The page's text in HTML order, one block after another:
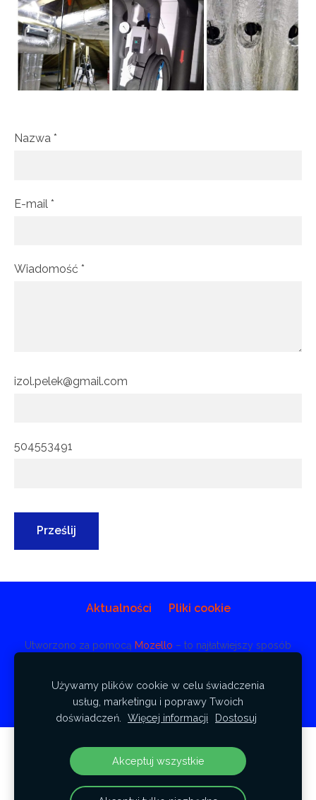
Nazwa *
E-mail *
Wiadomość *
izol.pelek@gmail.com
504553491
Aktualności Pliki cookie
Utworzono za pomocą Mozello – to najłatwiejszy sposób
Stwórz swoją stronę internetową lub
sklep internetowy z Mozello.
Szybko, łatwo, bez programowania.
Używamy plików cookie w celu świadczenia
usług, marketingu i poprawy Twoich
doświadczeń.
Więcej informacji Dostosuj
Akceptuj wszystkie